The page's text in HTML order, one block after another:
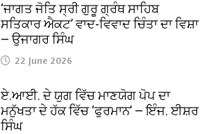
‘ਜਾਗਤ ਜੋਤਿ ਸ੍ਰੀ ਗੁਰੂ ਗ੍ਰੰਥ ਸਾਹਿਬ
ਸਤਿਕਾਰ ਐਕਟ’ ਵਾਦ-ਵਿਵਾਦ ਚਿੰਤਾ ਦਾ ਵਿਸ਼ਾ
— ਉਜਾਗਰ ਸਿੰਘ
22 June 2026
ਏ.ਆਈ. ਦੇ ਯੁਗ ਵਿੱਚ ਮਾਣਯੋਗ ਪੋਪ ਦਾ
ਮਨੁੱਖਤਾ ਦੇ ਹੱਕ ਵਿੱਚ ‘ਫੁਰਮਾਨ’ — ਇੰਜ. ਈਸ਼ਰ
ਸਿੰਘ